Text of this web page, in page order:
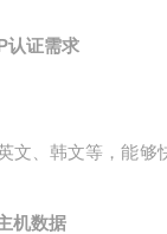
认证需求
文、韩文等，能够
机数据